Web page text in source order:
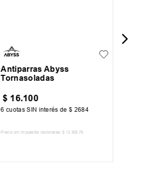
Antiparras Abyss
Tornasoladas
$ 16.100
6 cuotas SIN interés de$ 2684
Precio sin impuestos nacionales: $ 13 305 ,79